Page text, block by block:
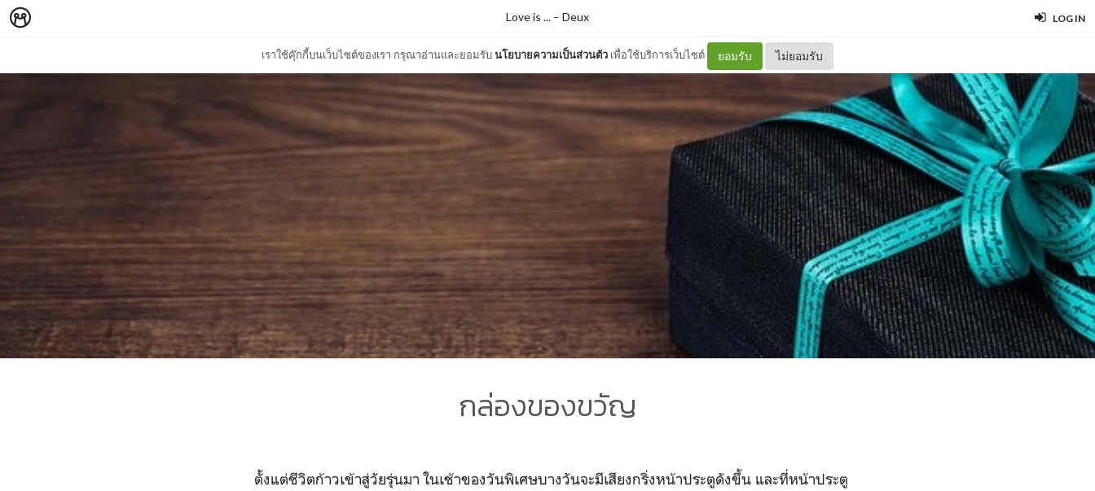
LOG IN
เราใช้คุ๊กกี้บนเว็บไซต์ของเรา กรุณาอ่านและยอมรับนโยบายความเป็นส่วนตัว เพื่อใช้บริการเว็บไซต์ ยอมรับ ไม่ยอมรับ
Love is ... – Deux
กล่องของขวัญ
ตั้งแต่ชีวิตก้าวเข้าสู่วัยรุ่นมา ในเช้าของวันพิเศษบางวันจะมีเสียงกริ่งหน้าประตูดังขึ้น และที่หน้าประตู